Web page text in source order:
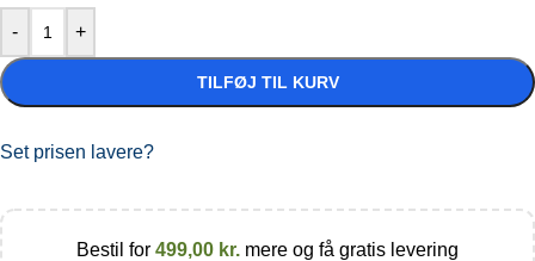
- +
TILFØJ TIL KURV
Set prisen lavere?
Bestil for 499,00 kr. mere og få gratis levering